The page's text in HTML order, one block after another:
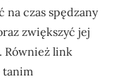
na czas spędzany
zwiększyć jej
Również link
tanim